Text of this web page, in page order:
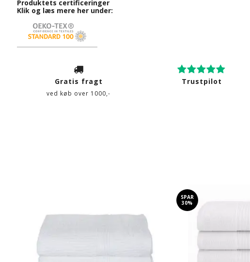
Produktets certificeringer
Klik og læs mere her under:
Gratis fragt
ved køb over 1000,-
Trustpilot
SPAR
30%